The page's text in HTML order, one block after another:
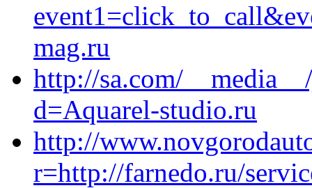
mag.ru
http://sa.com/
d=Aquarel-studio.ru
http://
r=http://farnedo.ru/